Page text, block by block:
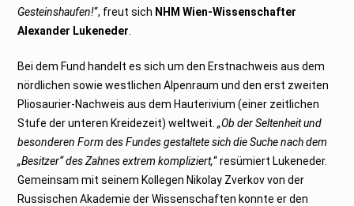
Gesteinshaufen!“, freut sich NHM Wien-Wissenschafter
Alexander Lukeneder
Bei dem Fund handelt es sich um den Erstnachweis aus dem
nördlichen sowie westlichen Alpenraum und den erst zweiten
Pliosaurier-Nachweis aus dem Hauterivium (einer zeitlichen
Stufe der unteren Kreidezeit) weltweit. „Ob der Seltenheit und
besonderen Form des Fundes gestaltete sich die Suche nach dem
„Besitzer“ des Zahnes extrem kompliziert,“ resümiert Lukeneder.
Gemeinsam mit seinem Kollegen Nikolay Zverkov von der
Russischen Akademie der Wissenschaften konnte er den